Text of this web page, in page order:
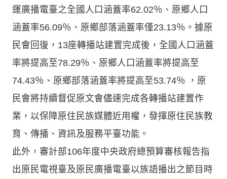
運廣播電臺之全國人口涵蓋率62.02％、原鄉人口
涵蓋率56.09％、原鄉部落涵蓋率僅23.13％。據原
民會回復，13座轉播站建置完成後，全國人口涵蓋
率將提高至78.29％、原鄉人口涵蓋率將提高至
74.43％、原鄉部落涵蓋率將提高至53.74％ ，原
民會將持續督促原文會儘速完成各轉播站建置作
業，以保障原住民族媒體近用權，發揮原住民族教
育、傳播、資訊及服務平臺功能。
此外，審計部106年度中央政府總預算審核報告指
出原民電視臺及原民廣播電臺以族語播出之節目時